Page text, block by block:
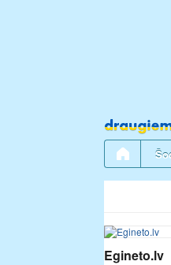
Pāriet
uz
saturu
Egineto.lv